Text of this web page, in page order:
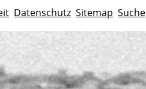
Datenschutz Sitemap Suche